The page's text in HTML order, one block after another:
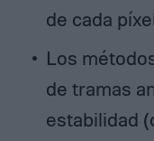
de cada
Los
de tramas
estabilidad